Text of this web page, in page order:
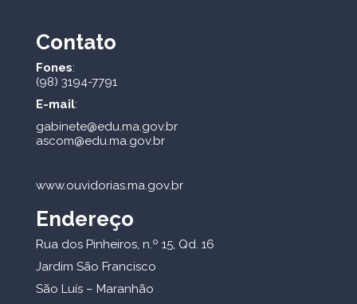
Contato
Fones:
(98) 3194-7791
E-mail:
gabinete@edu.ma.gov.br
ascom@edu.ma.gov.br
www.ouvidorias.ma.gov.br
Endereço
Rua dos Pinheiros, n.º 15, Qd. 16
Jardim São Francisco
São Luís – Maranhão